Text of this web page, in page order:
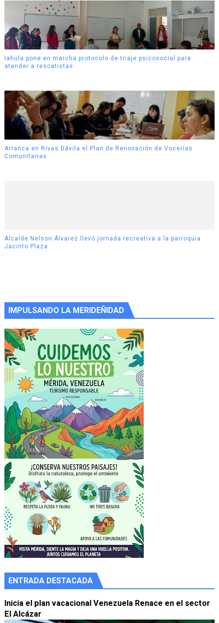
Iahula pone en marcha protocolo de triaje psicosocial para
atender a rescatistas
Arranca en Rivas Dávila el Plan de Renovación de Vocerías
Comunitarias
Alcalde Nelson Álvarez llevó jornada recreativa a la parroquia
Jacinto Plaza
IMPULSANDO LA MERIDEÑIDAD
ENTRADA DESTACADA
Inicia el plan vacacional Venezuela Renace en el sector
El Alcázar